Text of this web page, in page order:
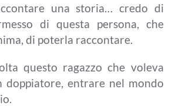
una storia… credo di
di questa persona, che
di poterla raccontare.
questo ragazzo che voleva
doppiatore, entrare nel mondo